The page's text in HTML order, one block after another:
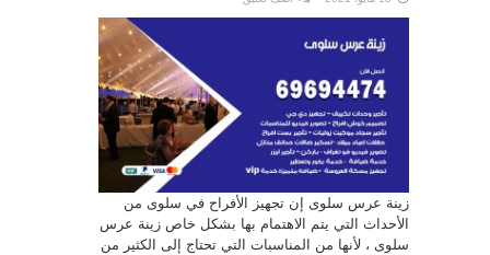
زينة عرس سلوى إن تجهيز الأفراح في سلوى من
الأحداث التي يتم الاهتمام بها بشكل خاص زينة عرس
سلوى ، لأنها من المناسبات التي تحتاج إلى الكثير من